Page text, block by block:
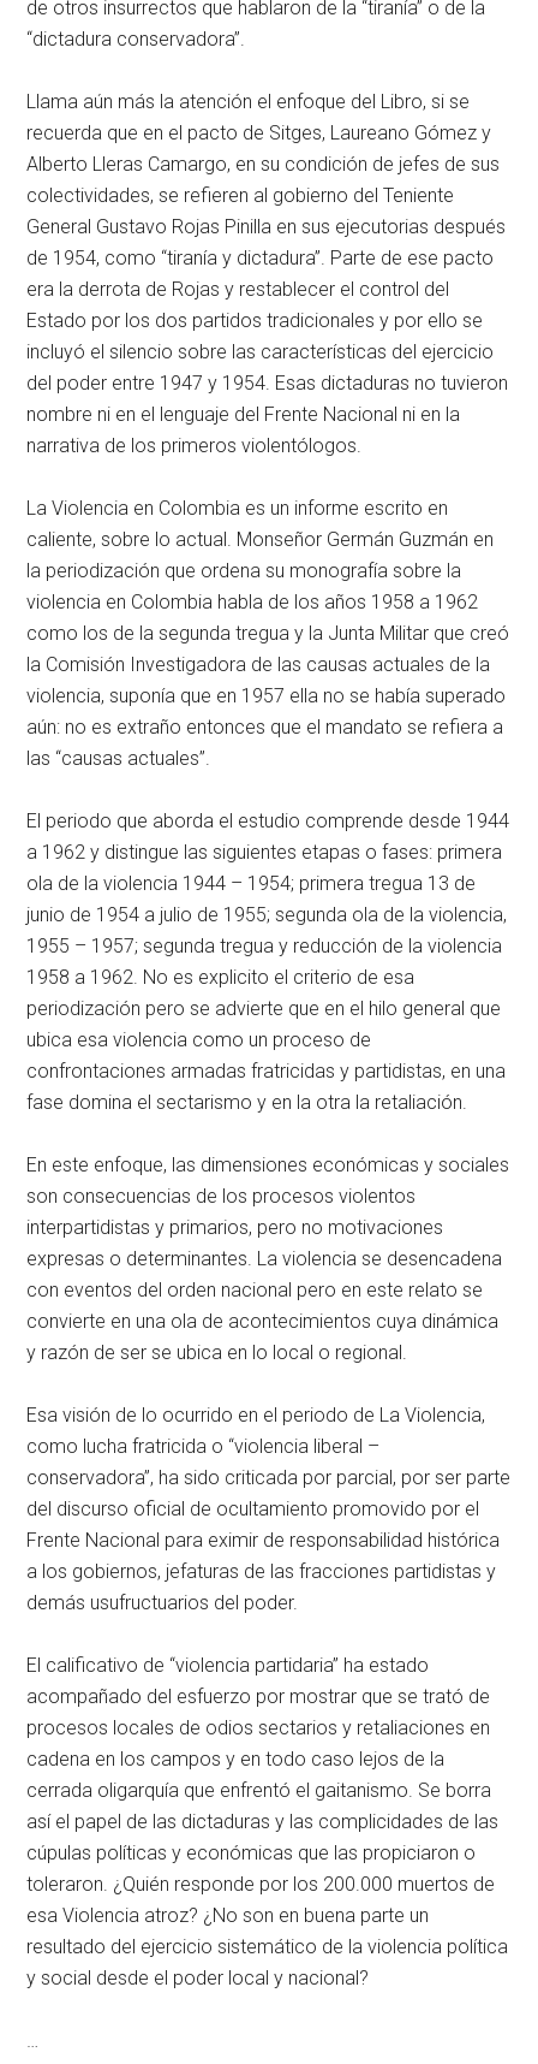
de otros insurrectos que hablaron de la “tiranía” o de la
“dictadura conservadora”.
Llama aún más la atención el enfoque del Libro, si se
recuerda que en el pacto de Sitges, Laureano Gómez y
Alberto Lleras Camargo, en su condición de jefes de sus
colectividades, se refieren al gobierno del Teniente
General Gustavo Rojas Pinilla en sus ejecutorias después
de 1954, como “tiranía y dictadura”. Parte de ese pacto
era la derrota de Rojas y restablecer el control del
Estado por los dos partidos tradicionales y por ello se
incluyó el silencio sobre las características del ejercicio
del poder entre 1947 y 1954. Esas dictaduras no tuvieron
nombre ni en el lenguaje del Frente Nacional ni en la
narrativa de los primeros violentólogos.
La Violencia en Colombia es un informe escrito en
caliente, sobre lo actual. Monseñor Germán Guzmán en
la periodización que ordena su monografía sobre la
violencia en Colombia habla de los años 1958 a 1962
como los de la segunda tregua y la Junta Militar que creó
la Comisión Investigadora de las causas actuales de la
violencia, suponía que en 1957 ella no se había superado
aún: no es extraño entonces que el mandato se refiera a
las “causas actuales”.
El periodo que aborda el estudio comprende desde 1944
a 1962 y distingue las siguientes etapas o fases: primera
ola de la violencia 1944 – 1954; primera tregua 13 de
junio de 1954 a julio de 1955; segunda ola de la violencia,
1955 – 1957; segunda tregua y reducción de la violencia
1958 a 1962. No es explicito el criterio de esa
periodización pero se advierte que en el hilo general que
ubica esa violencia como un proceso de
confrontaciones armadas fratricidas y partidistas, en una
fase domina el sectarismo y en la otra la retaliación.
En este enfoque, las dimensiones económicas y sociales
son consecuencias de los procesos violentos
interpartidistas y primarios, pero no motivaciones
expresas o determinantes. La violencia se desencadena
con eventos del orden nacional pero en este relato se
convierte en una ola de acontecimientos cuya dinámica
y razón de ser se ubica en lo local o regional.
Esa visión de lo ocurrido en el periodo de La Violencia,
como lucha fratricida o “violencia liberal –
conservadora”, ha sido criticada por parcial, por ser parte
del discurso oficial de ocultamiento promovido por el
Frente Nacional para eximir de responsabilidad histórica
a los gobiernos, jefaturas de las fracciones partidistas y
demás usufructuarios del poder.
El calificativo de “violencia partidaria” ha estado
acompañado del esfuerzo por mostrar que se trató de
procesos locales de odios sectarios y retaliaciones en
cadena en los campos y en todo caso lejos de la
cerrada oligarquía que enfrentó el gaitanismo. Se borra
así el papel de las dictaduras y las complicidades de las
cúpulas políticas y económicas que las propiciaron o
toleraron. ¿Quién responde por los 200.000 muertos de
esa Violencia atroz? ¿No son en buena parte un
resultado del ejercicio sistemático de la violencia política
y social desde el poder local y nacional?